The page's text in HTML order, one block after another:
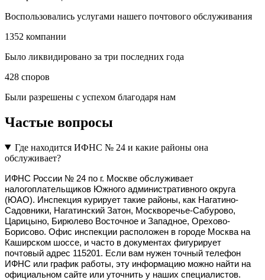
Воспользовались услугами нашего почтового обслуживания
1352 компании
Было ликвидировано за три последних года
428 споров
Были разрешены с успехом благодаря нам
Частые вопросы
Где находится ИФНС № 24 и какие районы она
обслуживает?
ИФНС России № 24 по г. Москве обслуживает
налогоплательщиков Южного административного округа
(ЮАО). Инспекция курирует такие районы, как Нагатино-
Садовники, Нагатинский Затон, Москворечье-Сабурово,
Царицыно, Бирюлево Восточное и Западное, Орехово-
Борисово. Офис инспекции расположен в городе Москва на
Каширском шоссе, и часто в документах фигурирует
почтовый адрес 115201. Если вам нужен точный телефон
ИФНС или график работы, эту информацию можно найти на
официальном сайте или уточнить у наших специалистов.